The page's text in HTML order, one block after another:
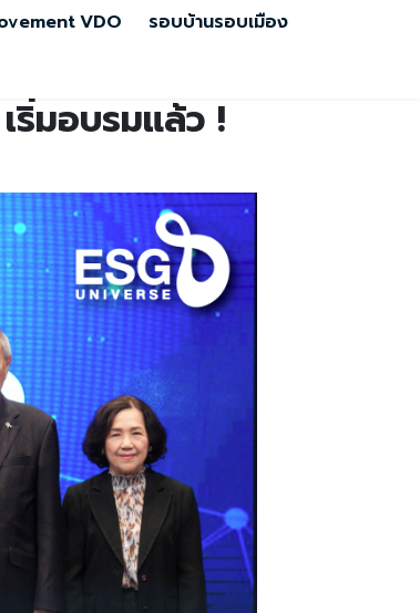
VDO รอบบ้านรอบเมือง
ริ่มอบรมแล้ว !